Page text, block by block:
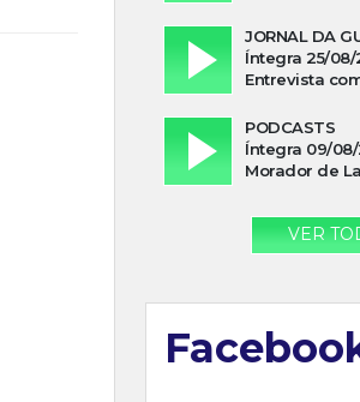
JORNAL DA
Íntegra 25/08/
PODCASTS
Íntegra 09/08/
VER